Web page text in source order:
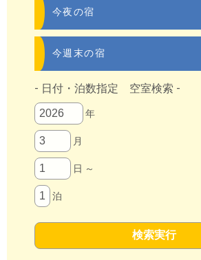
今夜の宿
今週末の宿
- 日付・泊数指定 空室検索 -
年
月
日 ～
泊